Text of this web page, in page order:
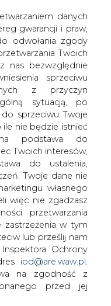
nas bezwzględnie
sprzeciwu
z przyczyn
sytuacją, po
sprzeciwu Twoje
nie będzie istnieć
podstawa do
Twoich interesów,
do ustalenia,
Twoje dane nie
własnego
więc nie zgadzasz
przetwarzania
zastrzeżenia w tym
lub prześlij nam
Ochrony
iod@are.waw.pl.
na zgodność z
przed jej
określić warunki
plików cookies w
z
będzie
województwa
jest ENERGA
Markiewicz,
firma wytypowała
zaplanowano
MEW dysponuje
małe elektrownie
w województwie
Jednocześnie trwają
terenów pod
MEW podpisała z
dotyczący
stopni wodnych na
elektrowni
inwestycji
ich koszt wyniesie ok.